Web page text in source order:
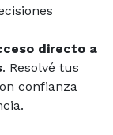
directo a
. Resolvé tus
confianza